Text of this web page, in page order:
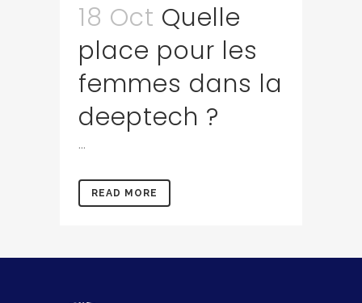
18 Oct Quelle
place pour les
femmes dans la
deeptech ?
...
READ MORE